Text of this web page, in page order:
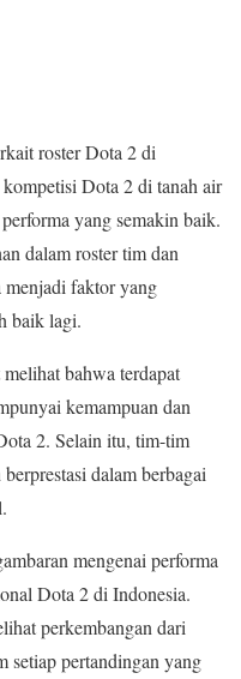
roster Dota 2 di
Dota 2 di tanah air
yang semakin baik.
dalam roster tim dan
menjadi faktor yang
baik lagi.
bahwa terdapat
kemampuan dan
2. Selain itu, tim-tim
dalam berbagai
mengenai performa
Dota 2 di Indonesia.
perkembangan dari
setiap pertandingan yang